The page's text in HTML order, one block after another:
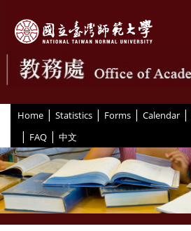
Home | Statistics | Forms | Calendar |
| FAQ | 中文